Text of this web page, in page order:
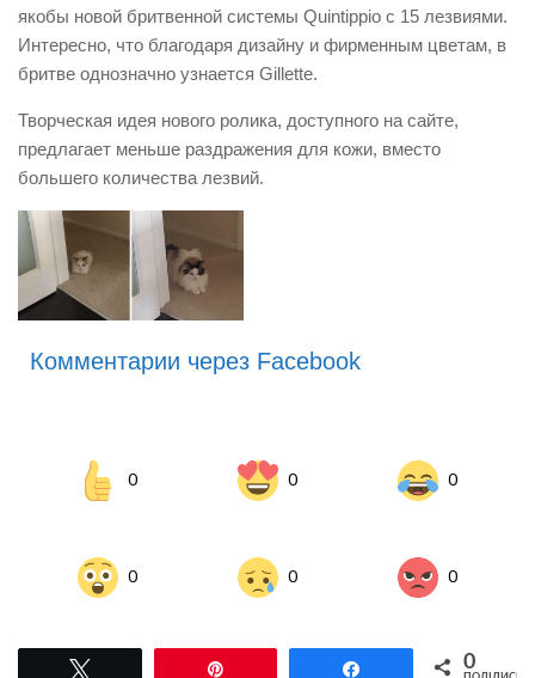
якобы новой бритвенной системы Quintippio с 15 лезвиями.
Интересно, что благодаря дизайну и фирменным цветам, в
бритве однозначно узнается Gillette.
Творческая идея нового ролика, доступного на сайте,
предлагает меньше раздражения для кожи, вместо
большего количества лезвий.
Комментарии через Facebook
0 0 0
0 0 0
Поділитися0